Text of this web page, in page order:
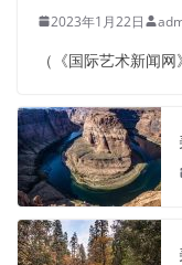
2023年1月22日
（《国际艺术新闻